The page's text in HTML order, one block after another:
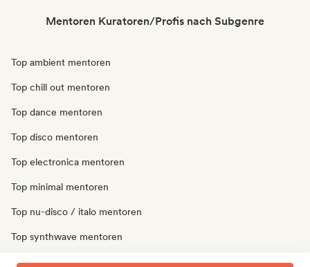
Mentoren Kuratoren/Profis nach Subgenre
Top ambient mentoren
Top chill out mentoren
Top dance mentoren
Top disco mentoren
Top electronica mentoren
Top minimal mentoren
Top nu-disco / italo mentoren
Top synthwave mentoren
Top techno mentoren